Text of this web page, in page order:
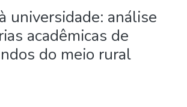
universidade: análise
acadêmicas de
do meio rural